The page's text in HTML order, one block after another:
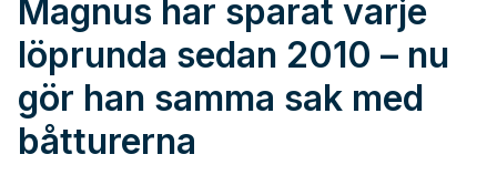
Magnus har sparat varje
löprunda sedan 2010 – nu
gör han samma sak med
båtturerna